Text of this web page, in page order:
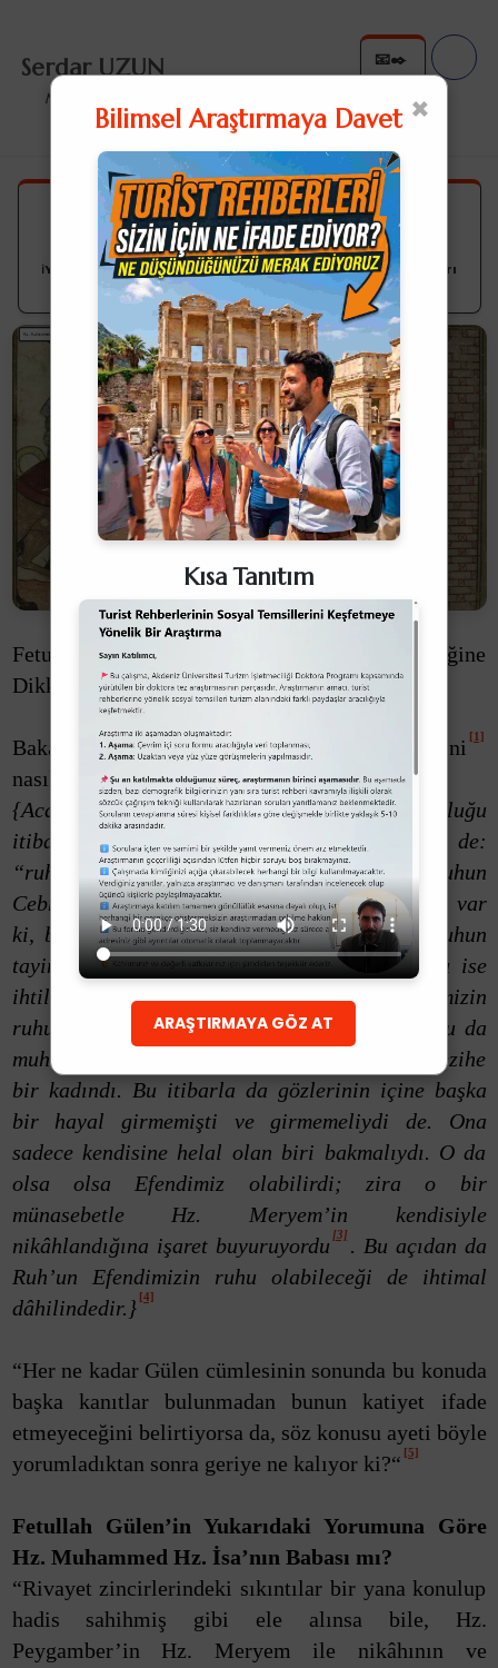
Serdar UZUN
Nullius in Verba
📧✒️
Hz. Muhammed Hz. İsa'nın Babası
mı?
ℹ️Yazıda dipnot sayılarının üzerine tıklarsanız açıklamaları
okuyabilirsiniz.ℹ️
Fetullah Gülen’in Bazı Ayetleri Nasıl Tefsir Ettiğine
Dikkat Etmek Gerek!
Bakalım Gülen “Meryem Sûresi“nin 17. âyetini [1]
nasıl yorumlamış:
{Acaba ne idi bu ruh?[2]Hemen büyük çoğunluğu
itibariyle bütün tefsirler, ayeti kerime de:
“ruhumuzu gönderdik” diye belirtilen ruhun
Cebrail (a.s.) olduğunu ifade etmektedirler. Ne var
ki, burada Kur’an Ruh tabirini kullanıyor; ruhun
tayinin de ise ihtilaf vardır. İhtimalin sınırları ise
ihtilafın çerçevesini aşkındır; hatta Efendimizin
ruhunu içine alacak kadar da geniştir. Evet, bu da
muhtemeldir; zira Hz. Meryem çok afife ve nezihe
bir kadındı. Bu itibarla da gözlerinin içine başka
bir hayal girmemişti ve girmemeliydi de. Ona
sadece kendisine helal olan biri bakmalıydı. O da
olsa olsa Efendimiz olabilirdi; zira o bir
münasebetle Hz. Meryem’in kendisiyle
nikâhlandığına işaret buyuruyordu [3] . Bu açıdan da
Ruh’un Efendimizin ruhu olabileceği de ihtimal
dâhilindedir.} [4]
“Her ne kadar Gülen cümlesinin sonunda bu konuda
başka kanıtlar bulunmadan bunun katiyet ifade
etmeyeceğini belirtiyorsa da, söz konusu ayeti böyle
yorumladıktan sonra geriye ne kalıyor ki?“ [5]
Fetullah Gülen’in Yukarıdaki Yorumuna Göre
Hz. Muhammed Hz. İsa’nın Babası mı?
“Rivayet zincirlerindeki sıkıntılar bir yana konulup
hadis sahihmiş gibi ele alınsa bile, Hz.
Peygamber’in Hz. Meryem ile nikâhının ve
×
Bilimsel Araştırmaya Davet
Kısa Tanıtım
ARAŞTIRMAYA GÖZ AT